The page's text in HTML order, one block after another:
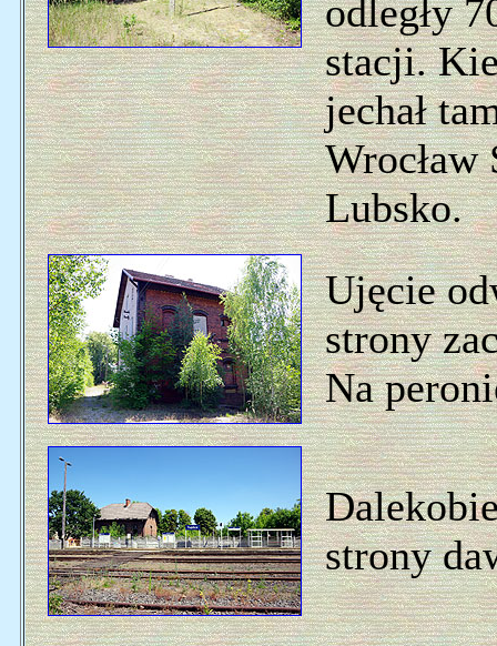
odległy
stacji.
jechał
Lubsko.
Ujęcie
strony
Na
strony